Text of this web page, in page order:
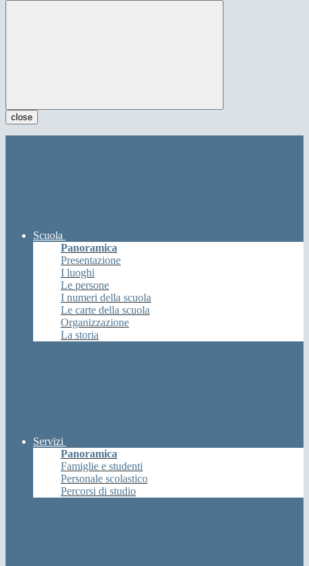
close
Scuola
Panoramica
Presentazione
I luoghi
Le persone
I numeri della scuola
Le carte della scuola
Organizzazione
La storia
Servizi
Panoramica
Famiglie e studenti
Personale scolastico
Percorsi di studio